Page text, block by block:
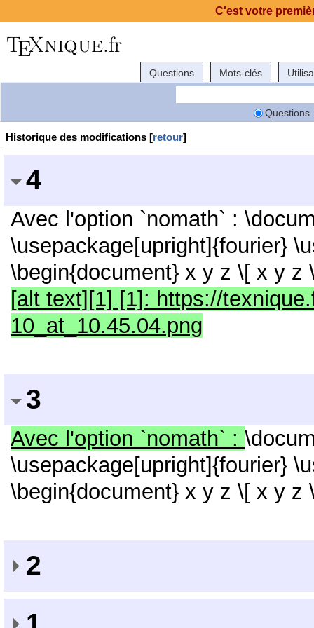
Questions Mots-clés
Questions
Historique des modifications [retour]
4
Avec l'option `nomath` :
\usepackage[upright]{fourier}
\begin{document} x y z \[ x y z
[alt text][1] [1]: https://
10_at_10.45.04.png
3
Avec l'option `nomath` :
\usepackage[upright]{fourier}
\begin{document} x y z \[ x y z
2
C'est votre